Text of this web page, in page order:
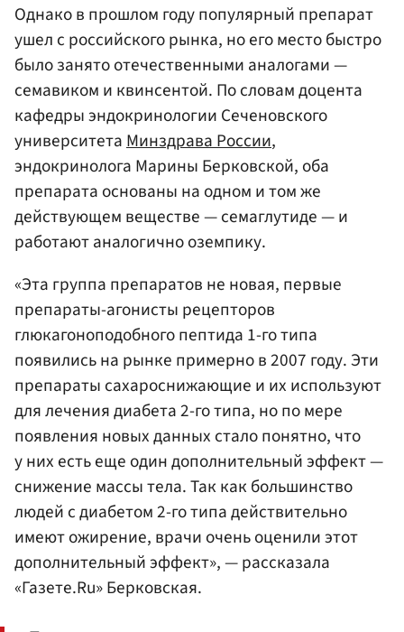
Однако в прошлом году популярный препарат
ушел с российского рынка, но его место быстро
было занято отечественными аналогами —
семавиком и квинсентой. По словам доцента
кафедры эндокринологии Сеченовского
университетаМинздрава России,
эндокринолога Марины Берковской, оба
препарата основаны на одном и том же
действующем веществе — семаглутиде — и
работают аналогично оземпику.
«Эта группа препаратов не новая, первые
препараты-агонисты рецепторов
глюкагоноподобного пептида 1-го типа
появились на рынке примерно в 2007 году. Эти
препараты сахароснижающие и их используют
для лечения диабета 2-го типа, но по мере
появления новых данных стало понятно, что
у них есть еще один дополнительный эффект —
снижение массы тела. Так как большинство
людей с диабетом 2-го типа действительно
имеют ожирение, врачи очень оценили этот
дополнительный эффект», — рассказала
«Газете.Ru» Берковская.